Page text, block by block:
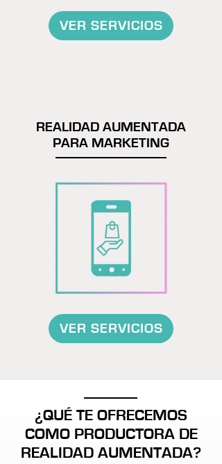
VER SERVICIOS
REALIDAD AUMENTADA
PARA MARKETING
VER SERVICIOS
¿QUÉ TE OFRECEMOS
COMO PRODUCTORA DE
REALIDAD AUMENTADA?